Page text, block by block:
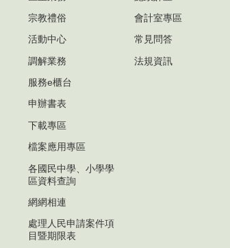
宗教禮俗
活動中心
調解業務
服務e櫃台
申辦書表
下載專區
檔案應用專區
各國民中學、小學學
區資料查詢
網網相連
處理人民申請案件項
目暨期限表
會計室專區
常見問答
法規資訊